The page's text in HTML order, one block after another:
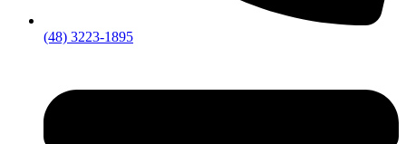
(48) 3223-1895